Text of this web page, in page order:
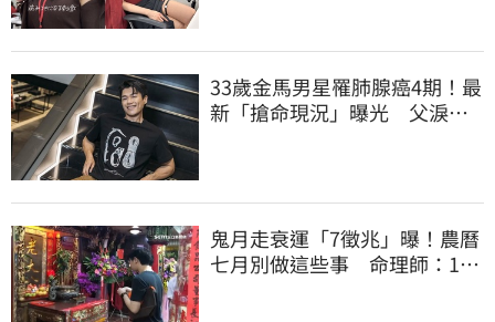
33歲金馬男星罹肺腺癌4期！最
新「搶命現況」曝光 父淚
鬼月走衰運「7徵兆」曝！農曆
七月別做這些事 命理師：1變